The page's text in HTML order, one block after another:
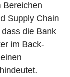
Bereichen
Supply Chain
die Bank
im Back-